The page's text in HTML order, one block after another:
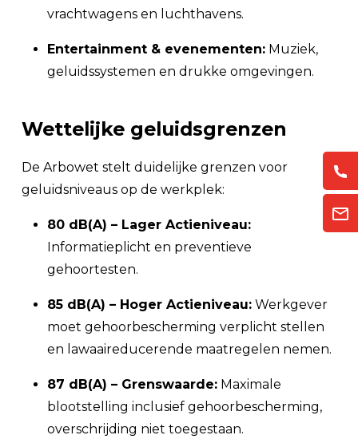
vrachtwagens en luchthavens.
Entertainment & evenementen: Muziek,
geluidssystemen en drukke omgevingen.
Wettelijke geluidsgrenzen
De Arbowet stelt duidelijke grenzen voor
geluidsniveaus op de werkplek:
80 dB(A) – Lager Actieniveau:
Informatieplicht en preventieve
gehoortesten.
85 dB(A) – Hoger Actieniveau: Werkgever
moet gehoorbescherming verplicht stellen
en lawaaireducerende maatregelen nemen.
87 dB(A) – Grenswaarde: Maximale
blootstelling inclusief gehoorbescherming,
overschrijding niet toegestaan.